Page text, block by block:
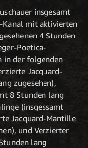
insgesamt
Kanal mit aktivierten
4 Stunden
Poetica-
in der folgenden
Jacquard-
zugesehen),
8 Stunden lang
(insgessamt
Jacquard-Mantille
und Verzierter
lang